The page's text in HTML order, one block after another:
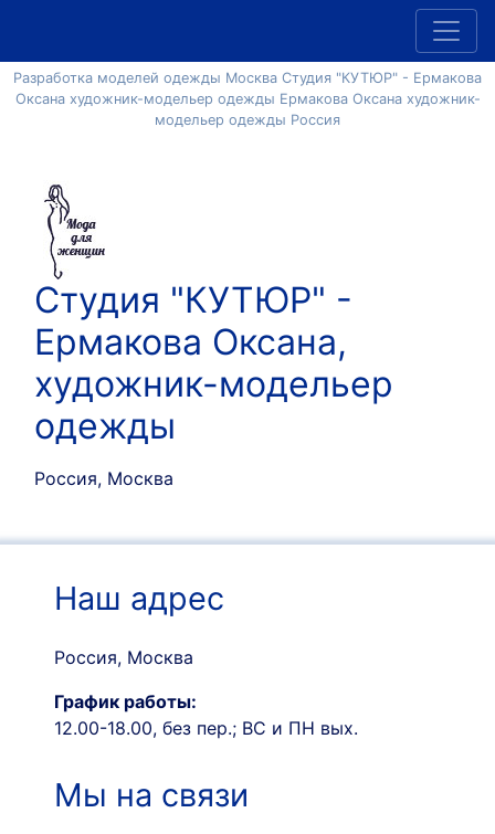
Разработка моделей одежды Москва Студия "КУТЮР" - Ермакова
Оксана художник-модельер одежды Ермакова Оксана художник-
модельер одежды Россия
Студия "КУТЮР" -
Ермакова Оксана,
художник-модельер
одежды
Россия, Москва
Наш адрес
Россия, Москва
График работы:
12.00-18.00, без пер.; ВС и ПН вых.
Мы на связи